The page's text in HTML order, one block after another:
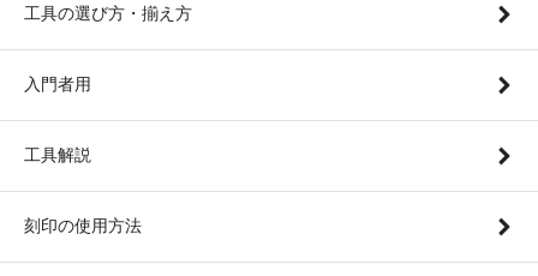
工具の選び方・揃え方
入門者用
工具解説
刻印の使用方法